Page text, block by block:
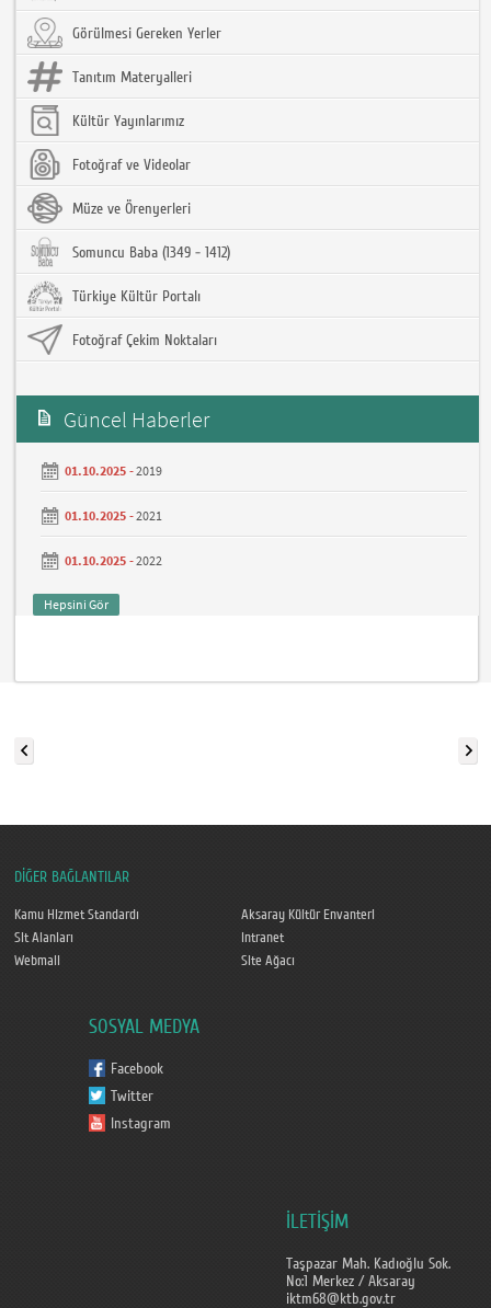
Görülmesi Gereken Yerler
Tanıtım Materyalleri
Kültür Yayınlarımız
Fotoğraf ve Videolar
Müze ve Örenyerleri
Somuncu Baba (1349 - 1412)
Türkiye Kültür Portalı
Fotoğraf Çekim Noktaları
Güncel Haberler
01.10.2025 -2019
01.10.2025 -2021
01.10.2025 -2022
Hepsini Gör
DİĞER BAĞLANTILAR
Kamu Hizmet Standardı
Aksaray Kültür Envanteri
Sit Alanları
Intranet
Webmail
Site Ağacı
SOSYAL MEDYA
Facebook
Twitter
Instagram
İLETİŞİM
Taşpazar Mah. Kadıoğlu Sok.
No:1 Merkez / Aksaray
iktm68@ktb.gov.tr